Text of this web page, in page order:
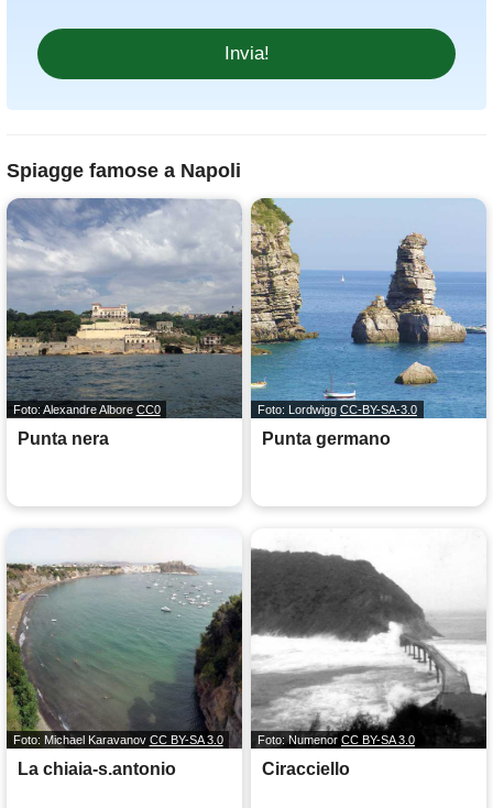
Spiagge famose a Napoli
Foto: Alexandre Albore CC0
Punta nera
Foto: Lordwigg CC-BY-SA-3.0
Punta germano
Foto: Michael Karavanov CC BY-SA 3.0
La chiaia-s.antonio
Foto: Numenor CC BY-SA 3.0
Ciracciello